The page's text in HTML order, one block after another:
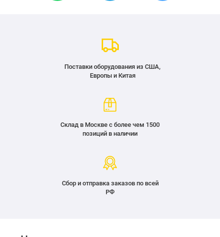
Поставки оборудования из США,
Европы и Китая
Склад в Москве с более чем 1500
позиций в наличии
Сбор и отправка заказов по всей
РФ